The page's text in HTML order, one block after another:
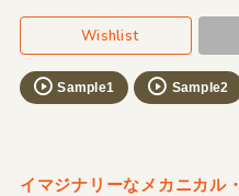
Wishlist
Sample1 Sample2
イマジナリーなメカニカル